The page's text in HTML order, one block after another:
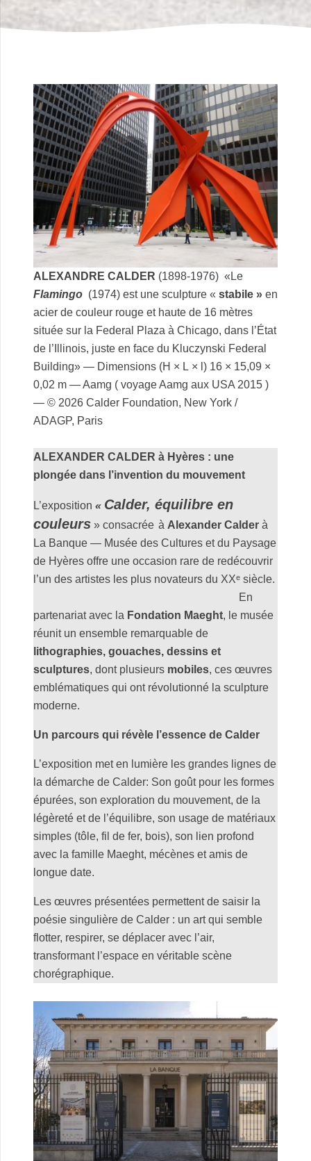
ALEXANDRE CALDER (1898-1976) «Le
Flamingo (1974) est une sculpture « stabile » en
acier de couleur rouge et haute de 16 mètres
située sur la Federal Plaza à Chicago, dans l’État
de l’Illinois, juste en face du Kluczynski Federal
Building» — Dimensions (H × L × l) 16 × 15,09 ×
0,02 m — Aamg ( voyage Aamg aux USA 2015 )
— © 2026 Calder Foundation, New York /
ADAGP, Paris
ALEXANDER CALDER à Hyères : une
plongée dans l’invention du mouvement
L’exposition « Calder, équilibre en
couleurs » consacrée à Alexander Calder à
La Banque — Musée des Cultures et du Paysage
de Hyères offre une occasion rare de redécouvrir
l’un des artistes les plus novateurs du XXᵉ siècle.
En
partenariat avec la Fondation Maeght, le musée
réunit un ensemble remarquable de
lithographies, gouaches, dessins et
sculptures, dont plusieurs mobiles, ces œuvres
emblématiques qui ont révolutionné la sculpture
moderne.
Un parcours qui révèle l’essence de Calder
L’exposition met en lumière les grandes lignes de
la démarche de Calder: Son goût pour les formes
épurées, son exploration du mouvement, de la
légèreté et de l’équilibre, son usage de matériaux
simples (tôle, fil de fer, bois), son lien profond
avec la famille Maeght, mécènes et amis de
longue date.
Les œuvres présentées permettent de saisir la
poésie singulière de Calder : un art qui semble
flotter, respirer, se déplacer avec l’air,
transformant l’espace en véritable scène
chorégraphique.